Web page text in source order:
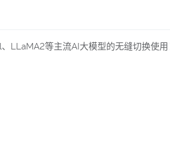
LLaMA2等主流AI大模型的无缝切换使用